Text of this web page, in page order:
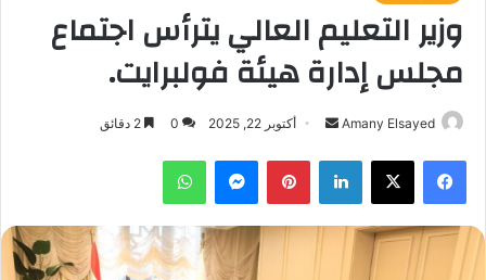
وزير التعليم العالي يترأس اجتماع
مجلس إدارة هيئة فولبرايت.
Amany Elsayed
أرسل
إلكترونيا
أكتوبر 22, 2025 0
فيسبوك ‫X لينكدإن بينتيريستماسنجر واتساب